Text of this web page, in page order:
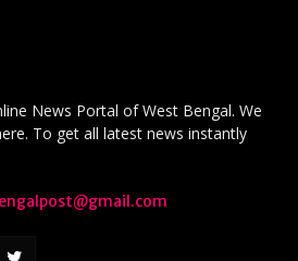
News Portal of West Bengal. We
To get all latest news instantly